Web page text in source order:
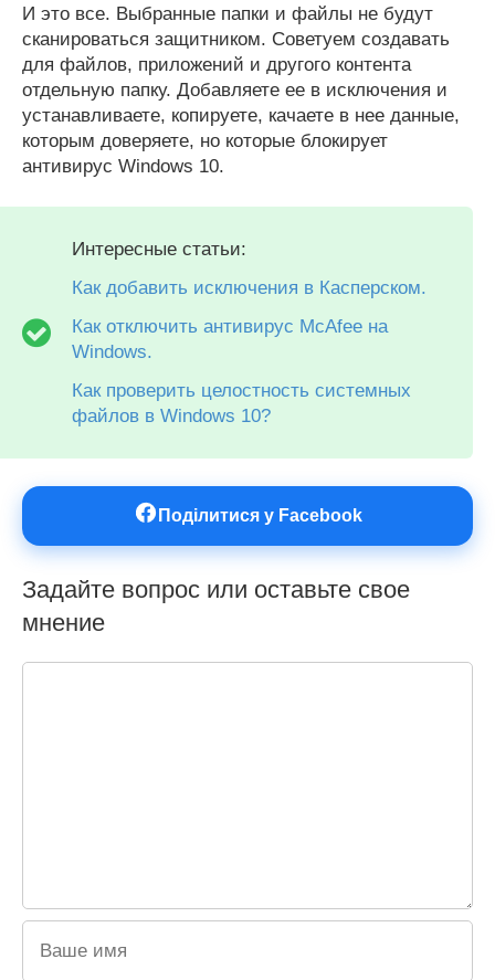
И это все. Выбранные папки и файлы не будут
сканироваться защитником. Советуем создавать
для файлов, приложений и другого контента
отдельную папку. Добавляете ее в исключения и
устанавливаете, копируете, качаете в нее данные,
которым доверяете, но которые блокирует
антивирус Windows 10.
Интересные статьи:
Как добавить исключения в Касперском.
Как отключить антивирус McAfee на
Windows.
Как проверить целостность системных
файлов в Windows 10?
Поділитися у Facebook
Задайте вопрос или оставьте свое
мнение